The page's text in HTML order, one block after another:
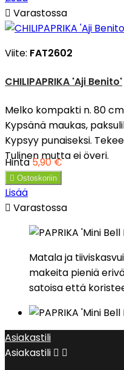
 Varastossa
Viite: FAT2602
CHILIPAPRIKA 'Aji Benito'
Melko kompakti n. 80
Kypsänä maukas,
Kypsyy punaiseksi.
Tulinen mutta ei överi.
Hinta 5,90 €
 Ostoskoriin
Lisää
 Varastossa
Matala ja
makeita pieniä
satoisa että
Asiakastili
Asiakastili  